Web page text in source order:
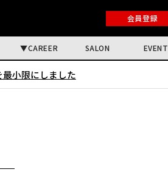
会員登録
CAREER SALON EVENT
小限にしました